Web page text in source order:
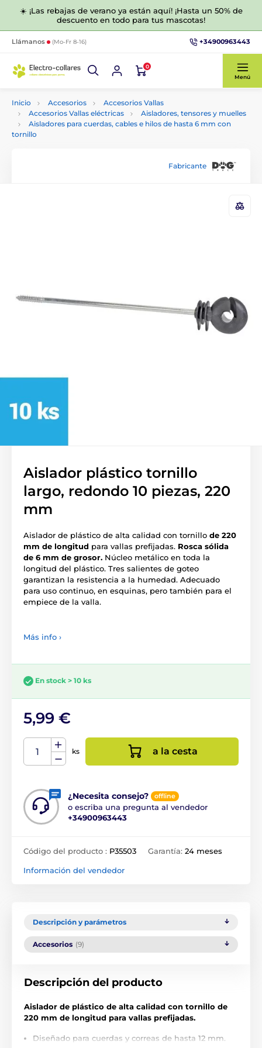
☀️ ¡Las rebajas de verano ya están aquí! ¡Hasta un 50% de
descuento en todo para tus mascotas!
Llámanos (Mo-Fr 8-16) +34900963443
0
Menú
Inicio Accesorios
Accesorios Vallas
Accesorios Vallas eléctricas
Aisladores, tensores y muelles
Aisladores para cuerdas, cables e hilos de hasta 6 mm con
tornillo
Fabricante
Aislador plástico tornillo
largo, redondo 10 piezas, 220
mm
Aislador de plástico de alta calidad con tornillo de 220
mm de longitud para vallas prefijadas. Rosca sólida
de 6 mm de grosor. Núcleo metálico en toda la
longitud del plástico. Tres salientes de goteo
garantizan la resistencia a la humedad. Adecuado
para uso continuo, en esquinas, pero también para el
empiece de la valla.
Más info ›
En stock > 10 ks
5,99 €
ks a la cesta
¿Necesita consejo? offline
o escriba una pregunta al vendedor
+34900963443
Código del producto : P35503 Garantía: 24 meses
Información del vendedor
Descripción y parámetros
Accesorios (9)
Descripción del producto
Aislador de plástico de alta calidad con tornillo de
220 mm de longitud para vallas prefijadas.
Diseñado para cuerdas y correas de hasta 12 mm.